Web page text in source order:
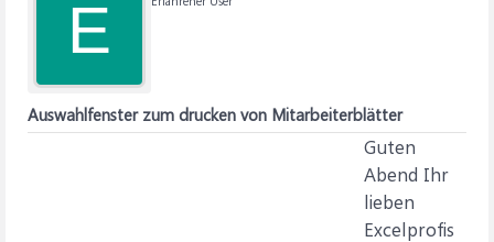
E
Auswahlfenster zum drucken von Mitarbeiterblätter
Guten
Abend Ihr
lieben
Excelprofis